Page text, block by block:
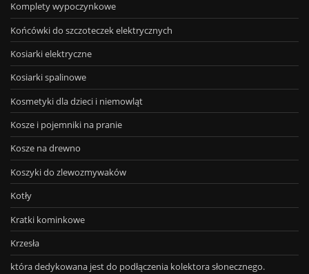
Komplety wypoczynkowe
Końcówki do szczoteczek elektrycznych
Kosiarki elektryczne
Kosiarki spalinowe
Kosmetyki dla dzieci i niemowląt
Kosze i pojemniki na pranie
Kosze na drewno
Koszyki do zlewozmywaków
Kotły
Kratki kominkowe
Krzesła
która dedykowana jest do podłączenia kolektora słonecznego.